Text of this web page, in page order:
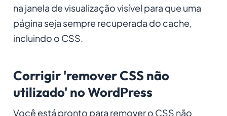
na janela de visualização visível para que uma
página seja sempre recuperada do cache,
incluindo o CSS.
Corrigir 'remover CSS não
utilizado' no WordPress
Você está pronto para remover o CSS não